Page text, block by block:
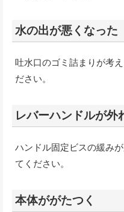
水の出が悪くなった
吐水口のゴミ詰まりが考
ださい。
レバーハンドルが外
ハンドル固定ビスの緩み
てください。
本体ががたつく